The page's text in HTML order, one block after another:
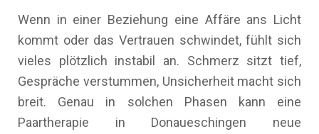
Wenn in einer Beziehung eine Affäre ans Licht
kommt oder das Vertrauen schwindet, fühlt sich
vieles plötzlich instabil an. Schmerz sitzt tief,
Gespräche verstummen, Unsicherheit macht sich
breit. Genau in solchen Phasen kann eine
Paartherapie in Donaueschingen neue